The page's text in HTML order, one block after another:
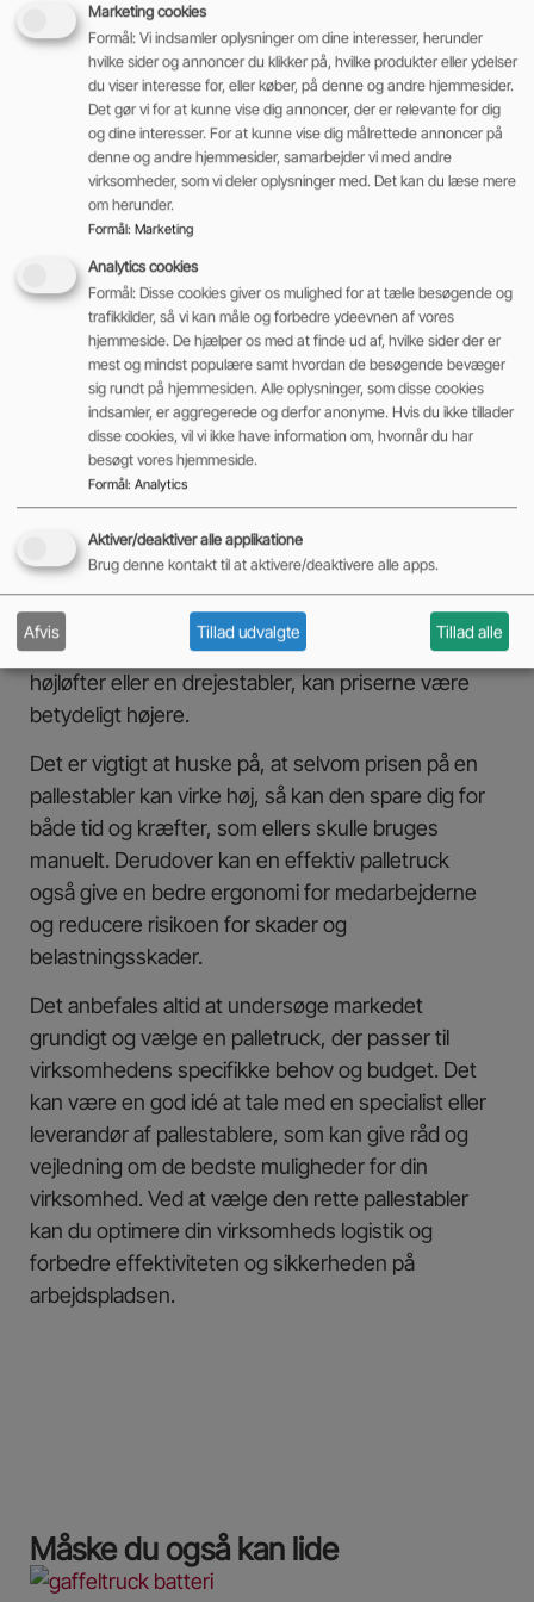
bæreevne i forhold til de materialer, der skal
transporteres.
Tjek sikkerhedsfunktionerne:En pallestabler
med gode sikkerhedsfunktioner er
afgørende for at undgå ulykker. Kontroller,
om pallestableren har funktioner som f.eks.
nødstop, automatisk bremse og
sikkerhedskontakter.
Hvor meget koster pallestabler?
Pallestablere er et uundværligt værktøj i mange
virksomheder, der ofte håndterer store mængder
af paller. Priserne på pallestablere kan variere
afhængigt af faktorer som kapacitet, størrelse og
funktioner.
mellem 5.000 og 15.000 kroner, mens en elektrisk
kroner. Hvis man har behov for en mere avanceret
pallestabler med flere funktioner, som f.eks. en
højløfter eller en drejestabler, kan priserne være
betydeligt højere.
Det er vigtigt at huske på, at selvom prisen på en
pallestabler kan virke høj, så kan den spare dig for
både tid og kræfter, som ellers skulle bruges
manuelt. Derudover kan en effektiv palletruck
også give en bedre ergonomi for medarbejderne
og reducere risikoen for skader og
belastningsskader.
Det anbefales altid at undersøge markedet
grundigt og vælge en palletruck, der passer til
virksomhedens specifikke behov og budget. Det
kan være en god idé at tale med en specialist eller
leverandør af pallestablere, som kan give råd og
vejledning om de bedste muligheder for din
virksomhed. Ved at vælge den rette pallestabler
kan du optimere din virksomheds logistik og
forbedre effektiviteten og sikkerheden på
arbejdspladsen.
Måske du også kan lide
Marketing cookies
Formål: Vi indsamler oplysninger om dine interesser, herunder
hvilke sider og annoncer du klikker på, hvilke produkter eller ydelser
du viser interesse for, eller køber, på denne og andre hjemmesider.
Det gør vi for at kunne vise dig annoncer, der er relevante for dig
og dine interesser. For at kunne vise dig målrettede annoncer på
denne og andre hjemmesider, samarbejder vi med andre
virksomheder, som vi deler oplysninger med. Det kan du læse mere
om herunder.
Formål: Marketing
Analytics cookies
Formål: Disse cookies giver os mulighed for at tælle besøgende og
trafikkilder, så vi kan måle og forbedre ydeevnen af vores
hjemmeside. De hjælper os med at finde ud af, hvilke sider der er
mest og mindst populære samt hvordan de besøgende bevæger
sig rundt på hjemmesiden. Alle oplysninger, som disse cookies
indsamler, er aggregerede og derfor anonyme. Hvis du ikke tillader
disse cookies, vil vi ikke have information om, hvornår du har
besøgt vores hjemmeside.
Formål: Analytics
Aktiver/deaktiver alle applikatione
Brug denne kontakt til at aktivere/deaktivere alle apps.
Afvis Tillad udvalgte Tillad alle